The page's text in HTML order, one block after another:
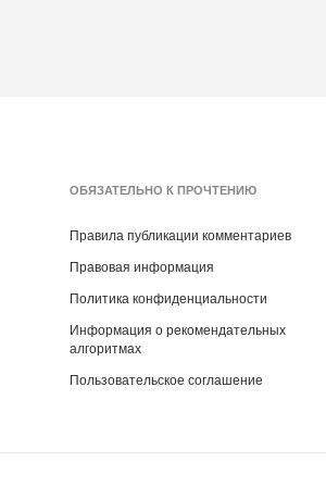
ОБЯЗАТЕЛЬНО К ПРОЧТЕНИЮ
Правила публикации комментариев
Правовая информация
Политика конфиденциальности
Информация о рекомендательных
алгоритмах
Пользовательское соглашение